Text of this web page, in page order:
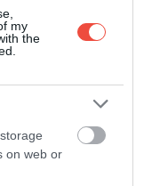
my
the
on web or